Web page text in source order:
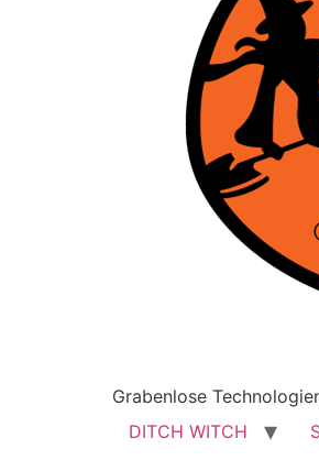
Grabenlose
DITCH WITCH